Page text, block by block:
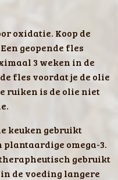
oxidatie. Koop de
geopende fles
3 weken in de
fles voordat je de olie
ruiken is de olie niet
keuken gebruikt
plantaardige omega-3.
gebruikt
de voeding langere